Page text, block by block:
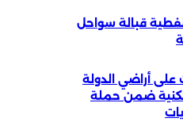
قبالة سواحل
على أراضي الدولة
ضمن حملة